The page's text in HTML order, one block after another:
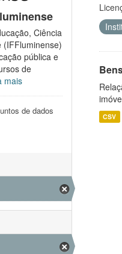
Ciência
(IFFluminense)
pública e
de
mais
de dados
CSV